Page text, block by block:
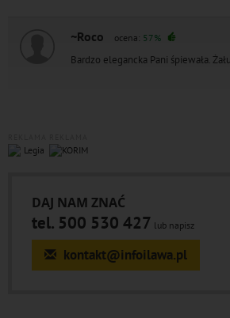
~Roco ocena: 57%
Bardzo elegancka Pani śpiewała.
DAJ NAM ZNAĆ
tel. 500 530 427 lub napisz
kontakt@infoilawa.pl